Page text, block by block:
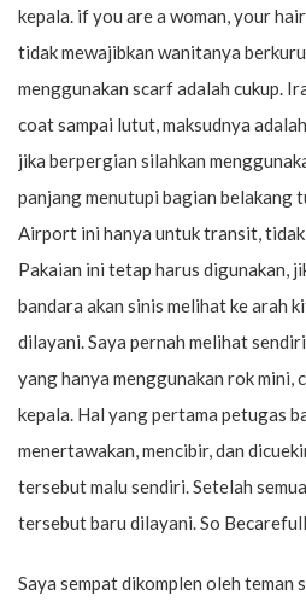
kepala. if you are a woman, your
tidak mewajibkan wanitanya
menggunakan scarf adalah cukup.
coat sampai lutut, maksudnya
jika berpergian silahkan
panjang menutupi bagian belakang
Airport ini hanya untuk transit,
Pakaian ini tetap harus digunakan,
bandara akan sinis melihat ke arah
dilayani. Saya pernah melihat
yang hanya menggunakan rok mini,
kepala. Hal yang pertama petugas
menertawakan, mencibir, dan
tersebut malu sendiri. Setelah
tersebut baru dilayani. So
Saya sempat dikomplen oleh teman